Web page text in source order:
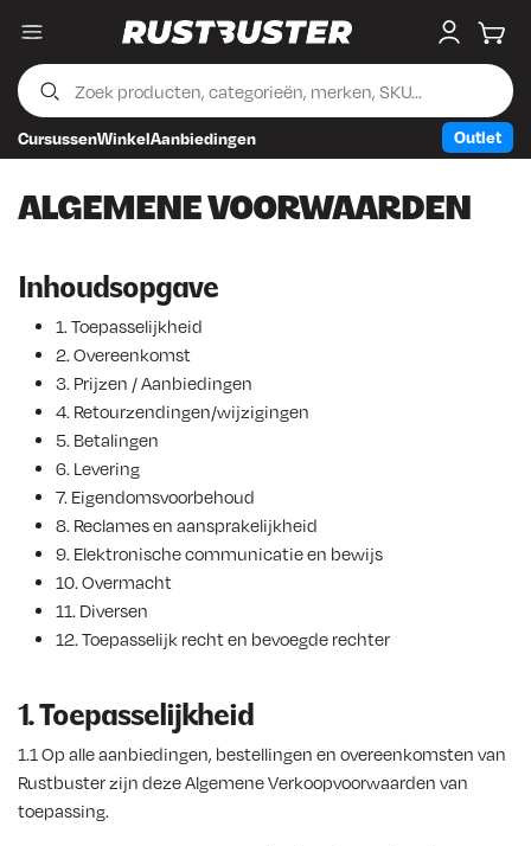
Skip to content
Skip to footer
Menu My
CursussenWinkelAanbiedingen Outlet
ALGEMENE VOORWAARDEN
Inhoudsopgave
1. Toepasselijkheid
2. Overeenkomst
3. Prijzen / Aanbiedingen
4. Retourzendingen/wijzigingen
5. Betalingen
6. Levering
7. Eigendomsvoorbehoud
8. Reclames en aansprakelijkheid
9. Elektronische communicatie en bewijs
10. Overmacht
11. Diversen
12. Toepasselijk recht en bevoegde rechter
1. Toepasselijkheid
1.1 Op alle aanbiedingen, bestellingen en overeenkomsten van
Rustbuster zijn deze Algemene Verkoopvoorwaarden van
toepassing.